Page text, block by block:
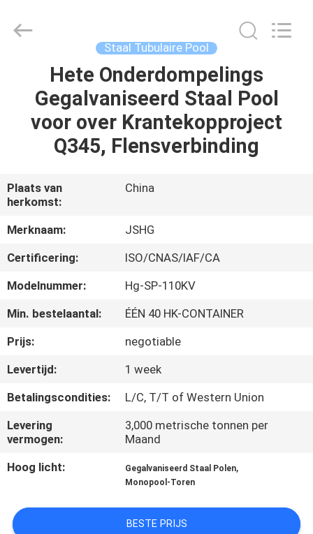
PRODUCTEN
VIDEOS
VR-
SHOW
ONGEVEER
FABRIEKSREIS
KWALITEITSCONTROLE
CONTACTEER
ONS
NIEUWS
co.,ltd.
Staal Tubulaire Pool
Hete Onderdompelings
Gegalvaniseerd Staal Pool
voor over Krantekopproject
Q345, Flensverbinding
Plaats van
herkomst:
China
Merknaam:
JSHG
Certificering:
ISO/CNAS/IAF/CA
Modelnummer:
Hg-SP-110KV
Min. bestelaantal:
ÉÉN 40 HK-CONTAINER
Prijs:
negotiable
Levertijd:
1 week
Betalingscondities:
L/C, T/T of Western Union
Levering
vermogen:
3,000 metrische tonnen per
Maand
Hoog licht:
Gegalvaniseerd Staal Polen,
Monopool-Toren
BESTE PRIJS